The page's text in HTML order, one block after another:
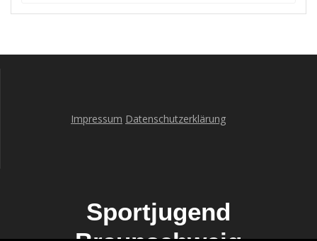
Impressum Datenschutzerklärung
Sportjugend